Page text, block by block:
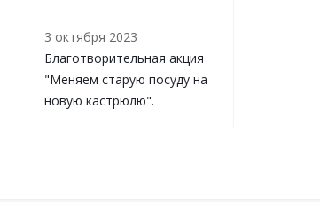
3 октября 2023
Благотворительная акция
"Меняем старую посуду на
новую кастрюлю".